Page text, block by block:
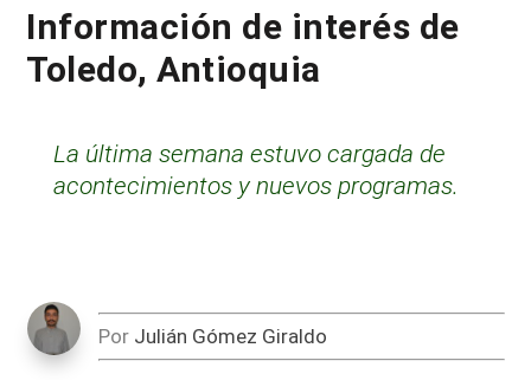
Información de interés de
Toledo, Antioquia
La última semana estuvo cargada de
acontecimientos y nuevos programas.
Por Julián Gómez Giraldo